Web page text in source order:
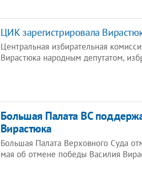
ЦИК зарегистрировала
Центральная избирательная
Вирастюка народным депутатом,
Большая Палата ВС
Вирастюка
Большая Палата Верховного Суда
мая об отмене победы Василия